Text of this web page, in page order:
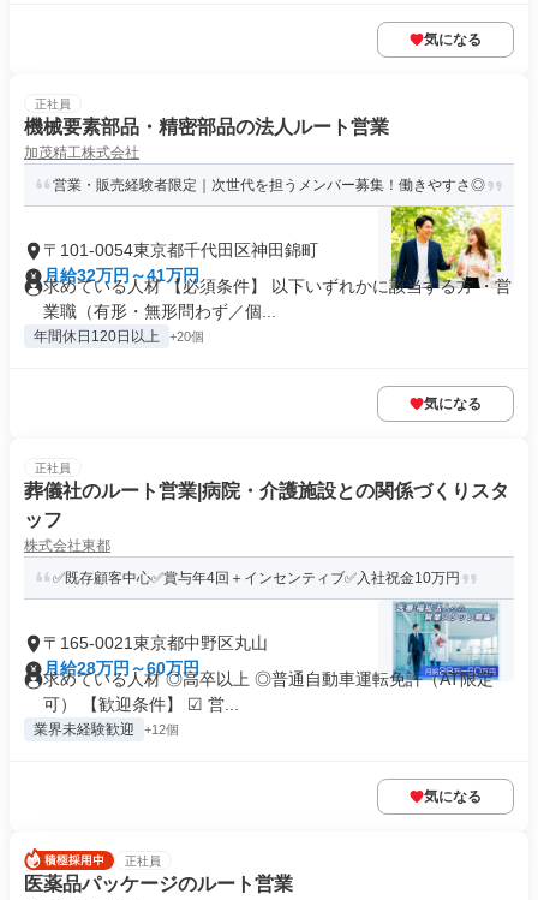
気になる
正社員
機械要素部品・精密部品の法人ルート営業
加茂精工株式会社
営業・販売経験者限定｜次世代を担うメンバー募集！働きやすさ◎
〒101-0054東京都千代田区神田錦町
月給32万円～41万円
求めている人材 【必須条件】 以下いずれかに該当する方 ・営
業職（有形・無形問わず／個...
年間休日120日以上 +20個
気になる
正社員
葬儀社のルート営業|病院・介護施設との関係づくりスタ
ッフ
株式会社東都
✅既存顧客中心✅賞与年4回＋インセンティブ✅入社祝金10万円
〒165-0021東京都中野区丸山
月給28万円～60万円
求めている人材 ◎高卒以上 ◎普通自動車運転免許（AT限定
可） 【歓迎条件】 ☑ 営...
業界未経験歓迎 +12個
気になる
正社員
医薬品パッケージのルート営業